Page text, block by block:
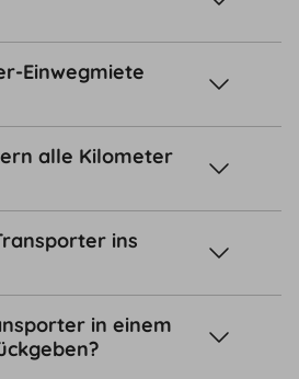
Einwegmiete
alle Kilometer
ins
in einem